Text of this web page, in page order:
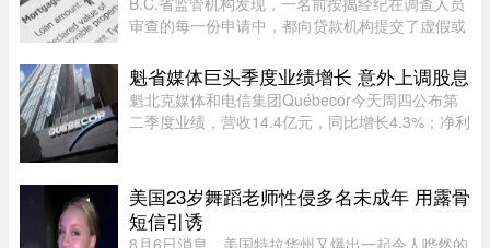
审查的每一份申请中，都向贷款机构提交了虚假或
魁省媒体巨头季度业绩增长 意外上调股息
魁北克媒体和电信集团Québecor今天周四公布第
二季度业绩，营收14.4亿元，同比增长4.3%；净利
4%至12.3亿元，过去一年新增2 ...
美国23岁舞蹈老师性侵多名未成年 用露骨
短信引诱